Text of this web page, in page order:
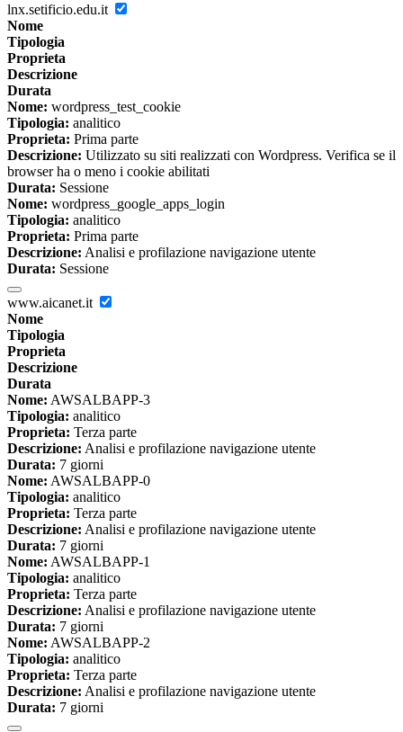
lnx.setificio.edu.it
Nome
Tipologia
Proprieta
Descrizione
Durata
Nome: wordpress_test_cookie
Tipologia: analitico
Proprieta: Prima parte
Descrizione: Utilizzato su siti realizzati con Wordpress. Verifica se il
browser ha o meno i cookie abilitati
Durata: Sessione
Nome: wordpress_google_apps_login
Tipologia: analitico
Proprieta: Prima parte
Descrizione: Analisi e profilazione navigazione utente
Durata: Sessione
www.aicanet.it
Nome
Tipologia
Proprieta
Descrizione
Durata
Nome: AWSALBAPP-3
Tipologia: analitico
Proprieta: Terza parte
Descrizione: Analisi e profilazione navigazione utente
Durata: 7 giorni
Nome: AWSALBAPP-0
Tipologia: analitico
Proprieta: Terza parte
Descrizione: Analisi e profilazione navigazione utente
Durata: 7 giorni
Nome: AWSALBAPP-1
Tipologia: analitico
Proprieta: Terza parte
Descrizione: Analisi e profilazione navigazione utente
Durata: 7 giorni
Nome: AWSALBAPP-2
Tipologia: analitico
Proprieta: Terza parte
Descrizione: Analisi e profilazione navigazione utente
Durata: 7 giorni